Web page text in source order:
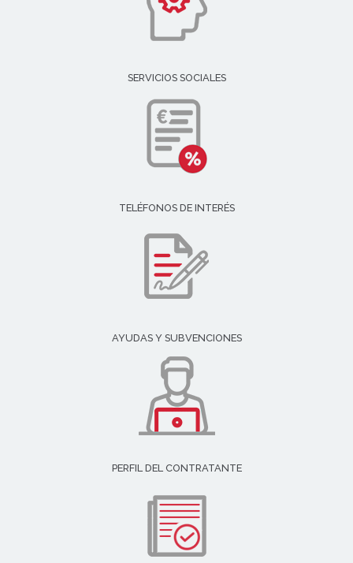
SERVICIOS SOCIALES
TELÉFONOS DE INTERÉS
AYUDAS Y SUBVENCIONES
PERFIL DEL CONTRATANTE